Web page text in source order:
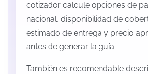
cotizador calcule opciones de
nacional, disponibilidad de
estimado de entrega y precio
antes de generar la guía.
También es recomendable